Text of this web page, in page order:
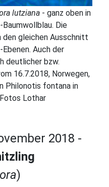
lutziana - ganz oben in
Die
gleichen Ausschnitt
Auch der
deutlicher bzw.
16.7.2018, Norwegen,
Philonotis fontana in
Lothar
2018 -
)